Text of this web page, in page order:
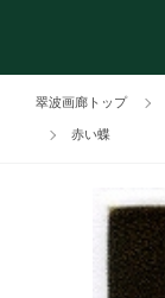
翠波画廊トップ
赤い蝶